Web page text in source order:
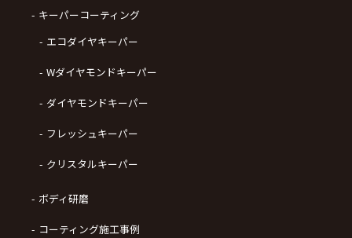
キーパーコーティング
エコダイヤキーパー
Wダイヤモンドキーパー
ダイヤモンドキーパー
フレッシュキーパー
クリスタルキーパー
ボディ研磨
コーティング施工事例